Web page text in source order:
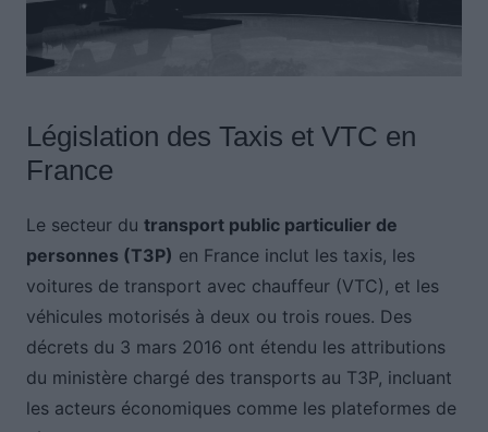
Législation des Taxis et VTC en
France
Le secteur du transport public particulier de
personnes (T3P) en France inclut les taxis, les
voitures de transport avec chauffeur (VTC), et les
véhicules motorisés à deux ou trois roues. Des
décrets du 3 mars 2016 ont étendu les attributions
du ministère chargé des transports au T3P, incluant
les acteurs économiques comme les plateformes de